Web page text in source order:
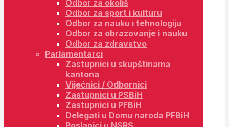
Odbor za okoliš
Odbor za sport i kulturu
Odbor za nauku i tehnologiju
Odbor za obrazovanje i nauku
Odbor za zdravstvo
Parlamentarci
Zastupnici u skupštinama
kantona
Vijećnici / Odbornici
Zastupnici u PSBiH
Zastupnici u PFBiH
Delegati u Domu naroda PFBiH